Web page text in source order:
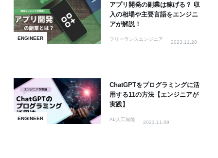
ENGINEER
アプリ開発の副業は稼げる？ 収
入の相場や主要言語をエンジニ
アが解説！
フリーランスエンジニア
2023.11.28
ENGINEER
ChatGPTをプログラミングに活
用する11の方法【エンジニアが
実践】
AI/人工知能
2023.11.09